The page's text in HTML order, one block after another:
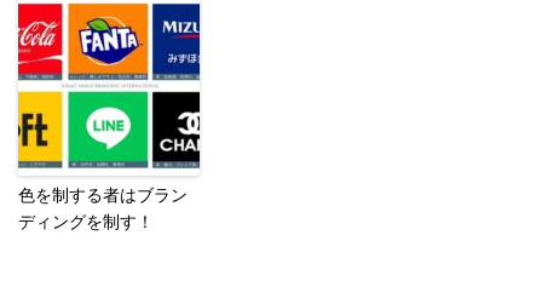
色を制する者はブラン
ディングを制す！